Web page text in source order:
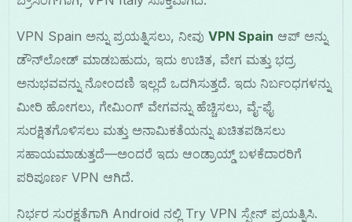
VPN Spain ಅನ್ನು ಪ್ರಯತ್ನಿಸಲು, ನೀವುVPN Spain ಆಪ್ ಅನ್ನು
ಡೌನ್‌ಲೋಡ್ ಮಾಡಬಹುದು, ಇದು ಉಚಿತ, ವೇಗ ಮತ್ತು ಭದ್ರ
ಅನುಭವವನ್ನು ನೋಂದಣಿ ಇಲ್ಲದೆ ಒದಗಿಸುತ್ತದೆ. ಇದು ನಿರ್ಬಂಧಗಳನ್ನು
ಮೀರಿ ಹೋಗಲು, ಗೇಮಿಂಗ್ ವೇಗವನ್ನು ಹೆಚ್ಚಿಸಲು, ವೈ-ಫೈ
ಸುರಕ್ಷಿತಗೊಳಿಸಲು ಮತ್ತು ಅನಾಮಿಕತೆಯನ್ನು ಖಚಿತಪಡಿಸಲು
ಸಹಾಯಮಾಡುತ್ತದೆ—ಅಂದರೆ ಇದು ಆಂಡ್ರಾಯ್ಡ್ ಬಳಕೆದಾರರಿಗೆ
ಪರಿಪೂರ್ಣ VPN ಆಗಿದೆ.
ನಿರ್ಭರ ಸುರಕ್ಷತೆಗಾಗಿ Android ನಲ್ಲಿ Try VPN ಸ್ಪೇನ್ ಪ್ರಯತ್ನಿಸಿ.